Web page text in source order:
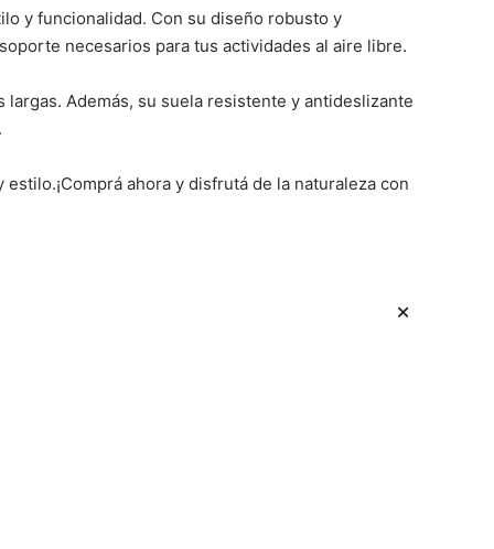
y funcionalidad. Con su diseño robusto y
necesarios para tus actividades al aire libre.
Además, su suela resistente y antideslizante
ahora y disfrutá de la naturaleza con